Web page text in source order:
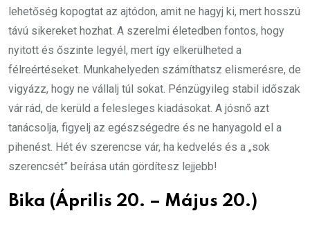
lehetőség kopogtat az ajtódon, amit ne hagyj ki, mert hosszú
távú sikereket hozhat. A szerelmi életedben fontos, hogy
nyitott és őszinte legyél, mert így elkerülheted a
félreértéseket. Munkahelyeden számíthatsz elismerésre, de
vigyázz, hogy ne vállalj túl sokat. Pénzügyileg stabil időszak
vár rád, de kerüld a felesleges kiadásokat. A jósnő azt
tanácsolja, figyelj az egészségedre és ne hanyagold el a
pihenést. Hét év szerencse vár, ha kedvelés és a „sok
szerencsét” beírása után gördítesz lejjebb!
Bika (Április 20. – Május 20.)